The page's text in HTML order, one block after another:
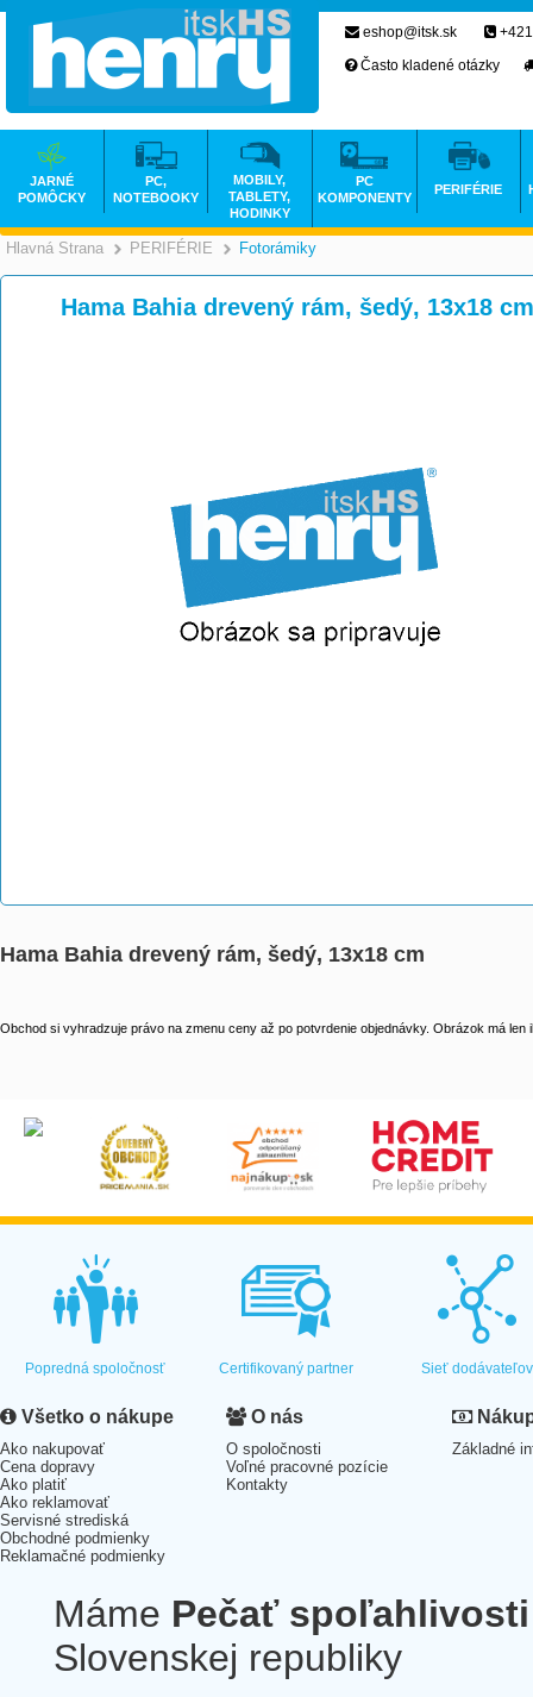
Hlavná Strana >
PERIFÉRIE >
Fotorámiky
Hama Bahia drevený rám, šedý, 13x18 cm
Hama Bahia drevený rám, šedý, 13x18 cm
Obchod si vyhradzuje právo na zmenu ceny až po potvrdenie objednávky. Obrázok má len
eshop@itsk.sk
Často kladené otázky
JARNÉ
POMÔCKY
PC,
NOTEBOOKY
MOBILY,
TABLETY,
HODINKY
PC
KOMPONENTY
PERIFÉRIE
Popredná spoločnosť Certifikovaný partner Sieť dodávateľov
Všetko o nákupe
Ako nakupovať
Cena dopravy
Ako platiť
Ako reklamovať
Servisné strediská
Obchodné podmienky
Reklamačné podmienky
O nás
O spoločnosti
Voľné pracovné pozície
Kontakty
Základné
Máme Pečať spoľahlivosti
Slovenskej republiky